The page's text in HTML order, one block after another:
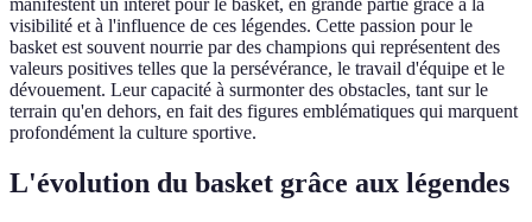
manifestent un intérêt pour le basket, en grande partie grâce à la
visibilité et à l'influence de ces légendes. Cette passion pour le
basket est souvent nourrie par des champions qui représentent des
valeurs positives telles que la persévérance, le travail d'équipe et le
dévouement. Leur capacité à surmonter des obstacles, tant sur le
terrain qu'en dehors, en fait des figures emblématiques qui marquent
profondément la culture sportive.
L'évolution du basket grâce aux légendes